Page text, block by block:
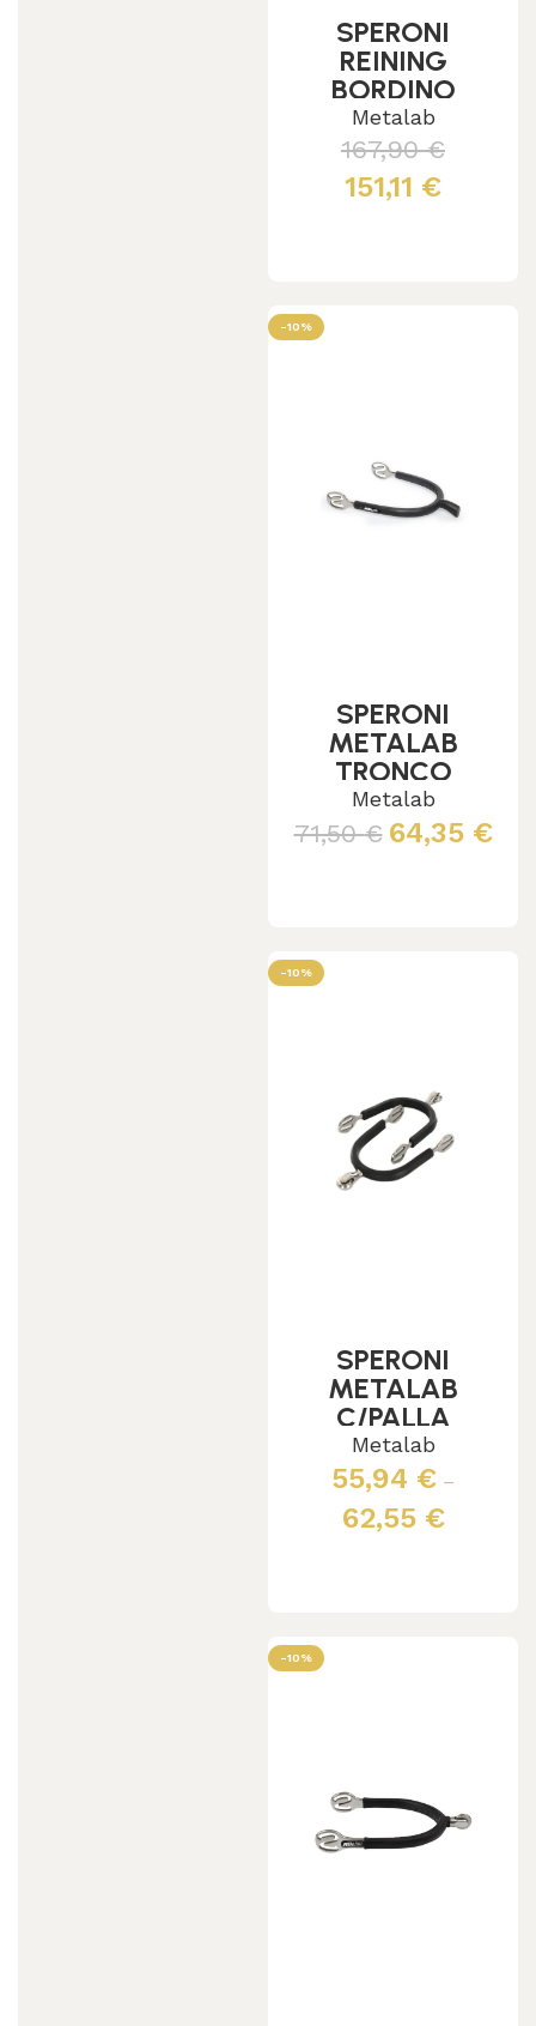
SPERONI
REINING
BORDINO
INCISO CON
MOTIVO
REINER SIZE
MEN
Metalab
167,90€
151,11 €
-10%
SPERONI
METALAB
TRONCO
RIVESTITI IN
GOMMA
Metalab
71,50€ 64,35 €
-10%
SPERONI
METALAB
C/PALLA
GIREVOLE 30
MM
Metalab
55,94 € –
62,55 €
-10%